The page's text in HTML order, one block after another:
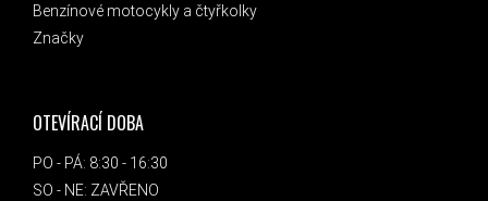
Benzínové motocykly a čtyřkolky
Značky
OTEVÍRACÍ DOBA
PO - PÁ: 8:30 - 16:30
SO - NE: ZAVŘENO